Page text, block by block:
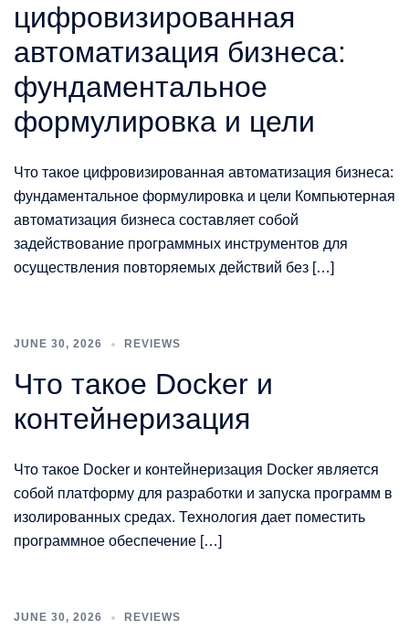
цифровизированная
автоматизация бизнеса:
фундаментальное
формулировка и цели
Что такое цифровизированная автоматизация бизнеса:
фундаментальное формулировка и цели Компьютерная
автоматизация бизнеса составляет собой
задействование программных инструментов для
осуществления повторяемых действий без […]
JUNE 30, 2026 REVIEWS
Что такое Docker и
контейнеризация
Что такое Docker и контейнеризация Docker является
собой платформу для разработки и запуска программ в
изолированных средах. Технология дает поместить
программное обеспечение […]
JUNE 30, 2026 REVIEWS